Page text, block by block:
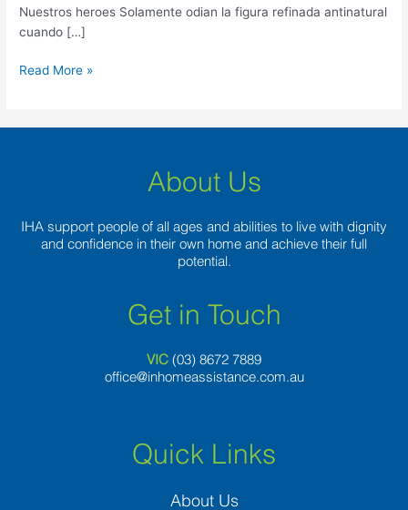
Nuestros heroes Solamente odian la figura refinada antinatural
cuando […]
Read More »
About Us
IHA support people of all ages and abilities to live with dignity
and confidence in their own home and achieve their full
potential.
Get in Touch
VIC (03) 8672 7889
office@inhomeassistance.com.au
Quick Links
About Us